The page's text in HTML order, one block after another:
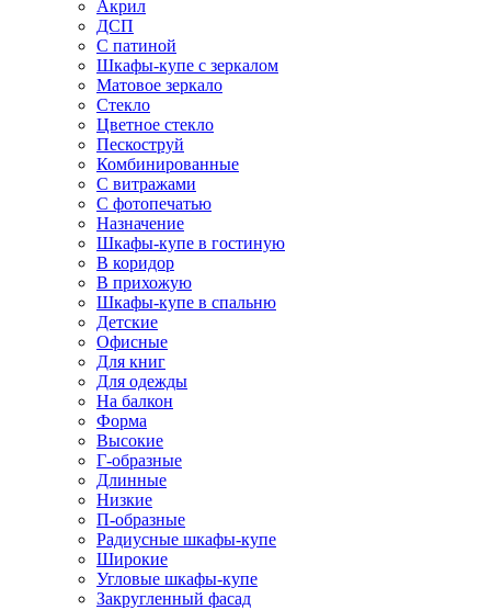
Акрил
ДСП
С патиной
Шкафы-купе с зеркалом
Матовое зеркало
Стекло
Цветное стекло
Пескоструй
Комбинированные
С витражами
С фотопечатью
Назначение
Шкафы-купе в гостиную
В коридор
В прихожую
Шкафы-купе в спальню
Детские
Офисные
Для книг
Для одежды
На балкон
Форма
Высокие
Г-образные
Длинные
Низкие
П-образные
Радиусные шкафы-купе
Широкие
Угловые шкафы-купе
Закругленный фасад